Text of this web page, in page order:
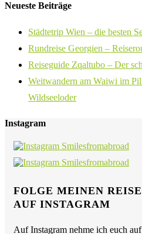
Neueste Beiträge
Städtetrip Wien – die besten
Rundreise Georgien –
Reiseguide Zqaltubo – Der
Weitwandern am Waiwi im
Wildseeloder
Instagram
FOLGE MEINEN
AUF INSTAGRAM
Auf Instagram nehme ich euch